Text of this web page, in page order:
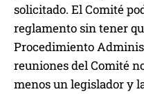
solicitado. El Comité
reglamento sin tener
Procedimiento
reuniones del Comité
menos un legislador y